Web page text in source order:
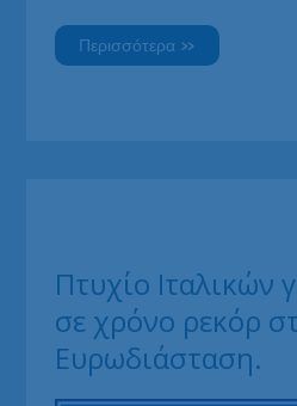
Ιταλικά
για
ρεκόρ!
Περισσότερα »
Πτυχίο Ιταλικών
σε χρόνο ρεκόρ
Ευρωδιάσταση.